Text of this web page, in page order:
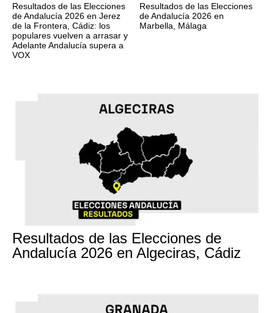
Resultados de las Elecciones
de Andalucía 2026 en Jerez
de la Frontera, Cádiz: los
populares vuelven a arrasar y
Adelante Andalucía supera a
VOX
Resultados de las Elecciones
de Andalucía 2026 en
Marbella, Málaga
Resultados de las Elecciones de
Andalucía 2026 en Algeciras, Cádiz